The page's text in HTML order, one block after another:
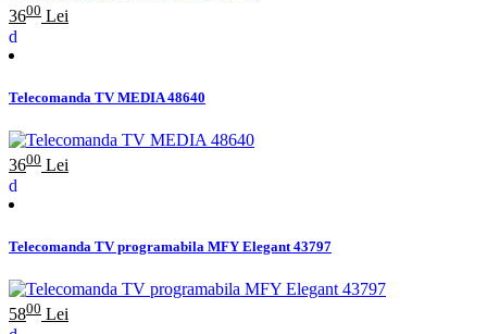
3600 Lei
Telecomanda TV MEDIA 48640
3600 Lei
Telecomanda TV programabila MFY Elegant 43797
5800 Lei